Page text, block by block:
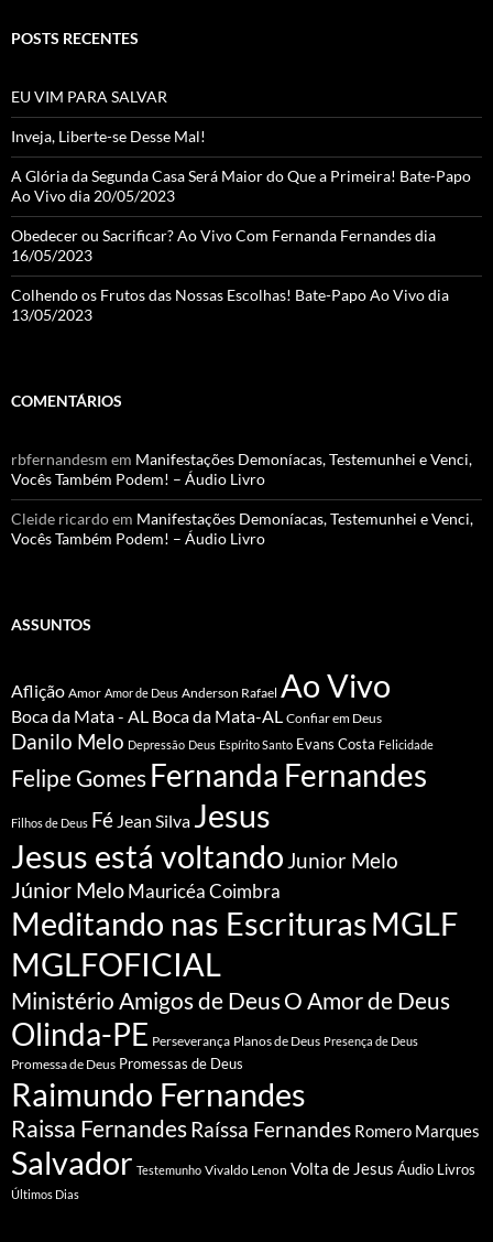
el
POSTS RECENTES
EU VIM PARA SALVAR
Inveja, Liberte-se Desse Mal!
A Glória da Segunda Casa Será Maior do Que a Primeira! Bate-Papo
Ao Vivo dia 20/05/2023
Obedecer ou Sacrificar? Ao Vivo Com Fernanda Fernandes dia
16/05/2023
Colhendo os Frutos das Nossas Escolhas! Bate-Papo Ao Vivo dia
13/05/2023
COMENTÁRIOS
rbfernandesm em Manifestações Demoníacas, Testemunhei e Venci,
Vocês Também Podem! – Áudio Livro
Cleide ricardoem Manifestações Demoníacas, Testemunhei e Venci,
Vocês Também Podem! – Áudio Livro
ASSUNTOS
Aflição Amor Amor de Deus Anderson Rafael Ao Vivo
Boca da Mata - AL Boca da Mata-AL Confiar em Deus
Danilo Melo Depressão Deus Espírito Santo Evans Costa Felicidade
Felipe Gomes Fernanda Fernandes
Filhos de Deus Fé Jean Silva Jesus
Jesus está voltando Junior Melo
Júnior Melo Mauricéa Coimbra
Meditando nas EscriturasMGLF
MGLFOFICIAL
Ministério Amigos de DeusO Amor de Deus
Olinda-PE Perseverança Planos de Deus Presença de Deus
Promessa de Deus Promessas de Deus
Raimundo Fernandes
Raissa FernandesRaíssa Fernandes Romero Marques
Salvador Testemunho Vivaldo Lenon Volta de Jesus Áudio Livros
Últimos Dias